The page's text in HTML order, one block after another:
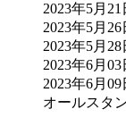
2023年5月
2023年5月
2023年5月
2023年6月
2023年6月
オールスタ